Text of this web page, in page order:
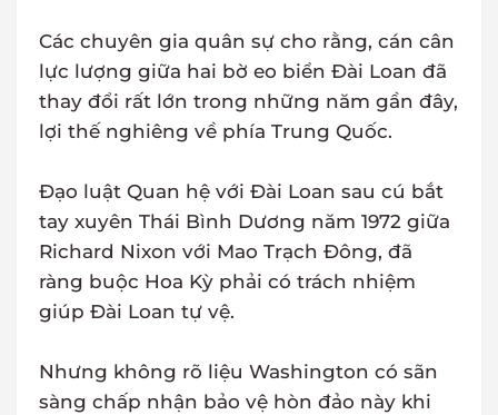
Các chuyên gia quân sự cho rằng, cán cân
lực lượng giữa hai bờ eo biển Đài Loan đã
thay đổi rất lớn trong những năm gần đây,
lợi thế nghiêng về phía Trung Quốc.
Đạo luật Quan hệ với Đài Loan sau cú bắt
tay xuyên Thái Bình Dương năm 1972 giữa
Richard Nixon với Mao Trạch Đông, đã
ràng buộc Hoa Kỳ phải có trách nhiệm
giúp Đài Loan tự vệ.
Nhưng không rõ liệu Washington có sãn
sàng chấp nhận bảo vệ hòn đảo này khi